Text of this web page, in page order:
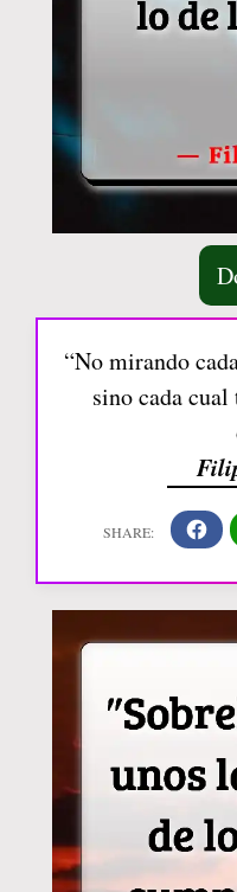
“No mirando
sino cada